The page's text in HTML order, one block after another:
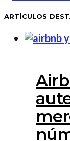
ARTÍCULOS